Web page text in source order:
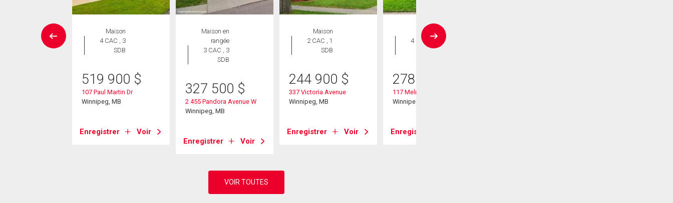
Maison
4 CAC , 3
SDB
519 900 $
107 Paul Martin Dr
Winnipeg, MB
Enregistrer Voir
Maison en
rangée
3 CAC , 3
SDB
327 500 $
2 455 Pandora Avenue W
Winnipeg, MB
Enregistrer Voir
Maison
2 CAC , 1
SDB
244 900 $
337 Victoria Avenue
Winnipeg, MB
Enregistrer Voir
Maison
4 CAC , 1
SDB
278 900
117 Melrose Ave
Winnipeg, MB
Enregistrer